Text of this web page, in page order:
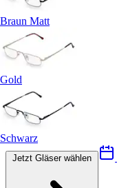
Braun Matt
Gold
Schwarz